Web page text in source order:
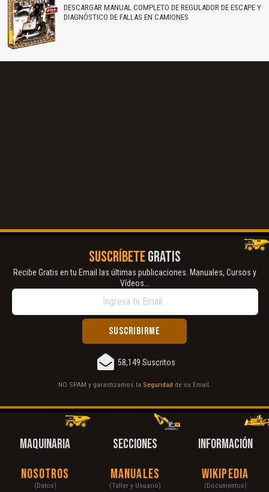
DESCARGAR MANUAL COMPLETO DE REGULADOR DE ESCAPE Y
DIAGNÓSTICO DE FALLAS EN CAMIONES
SUSCRÍBETEGRATIS
Recibe Gratis en tu Email las últimas publicaciones. Manuales, Cursos y
Vídeos...
58,149 Suscritos
NO SPAM y garantizamos la Seguridad de su Email.
MAQUINARIA
Nosotros
(Datos)
SECCIONES
Manuales
(Taller y Usuario)
INFORMACIÓN
Wikipedia
(Documentos)
Reportar otro tipo de error...